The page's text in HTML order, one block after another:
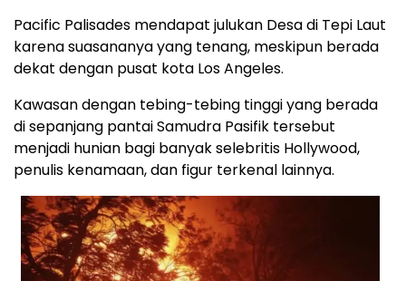
Pacific Palisades mendapat julukan Desa di Tepi Laut
karena suasananya yang tenang, meskipun berada
dekat dengan pusat kota Los Angeles.
Kawasan dengan tebing-tebing tinggi yang berada
di sepanjang pantai Samudra Pasifik tersebut
menjadi hunian bagi banyak selebritis Hollywood,
penulis kenamaan, dan figur terkenal lainnya.